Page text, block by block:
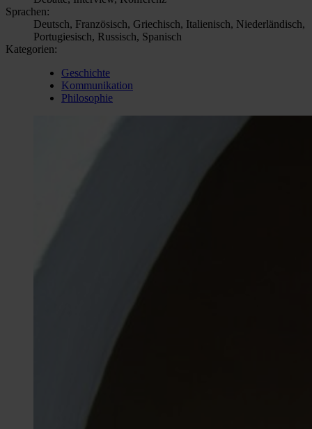
Sprachen:
Deutsch, Französisch, Griechisch, Italienisch, Niederländisch,
Portugiesisch, Russisch, Spanisch
Kategorien:
Geschichte
Kommunikation
Philosophie